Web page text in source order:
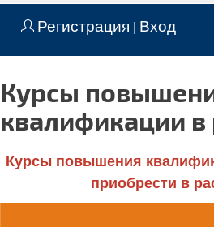
Регистрация Вход
Курсы
квалификации в
Курсы повышения
приобрести в